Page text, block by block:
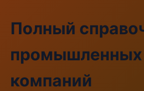
Полный
промышленных
компаний